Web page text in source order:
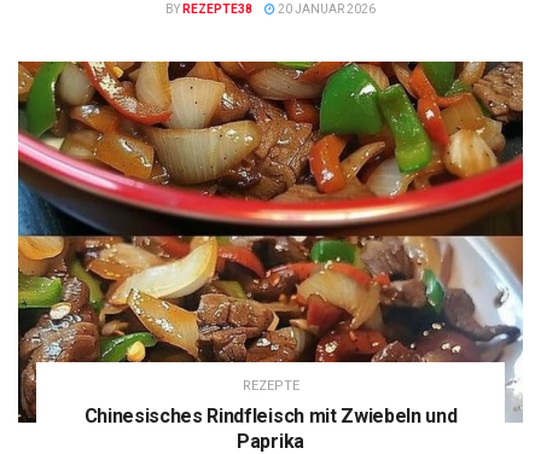
BY REZEPTE38 20 JANUAR 2026
REZEPTE
Chinesisches Rindfleisch mit Zwiebeln und
Paprika